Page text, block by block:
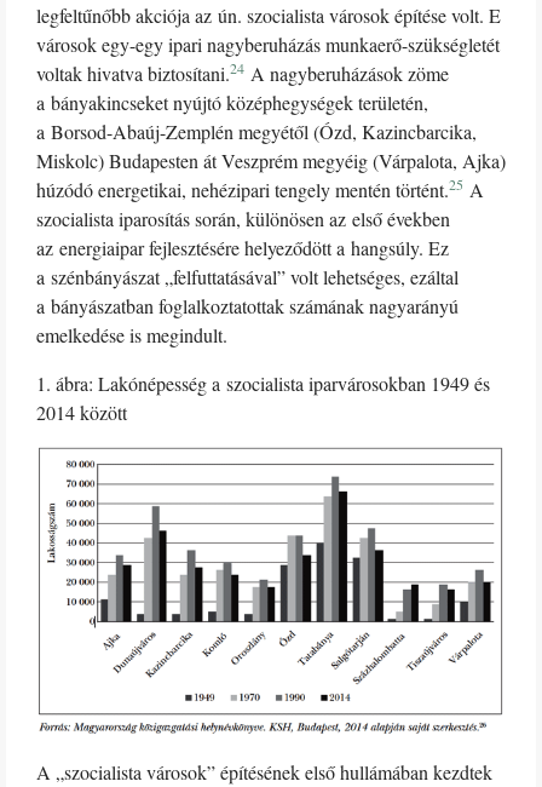
legfeltűnőbb akciója az ún. szocialista városok építése volt. E
városok egy-egy ipari nagyberuházás munkaerő-szükségletét
voltak hivatva biztosítani.24 A nagyberuházások zöme
a bányakincseket nyújtó középhegységek területén,
a Borsod-Abaúj-Zemplén megyétől (Ózd, Kazincbarcika,
Miskolc) Budapesten át Veszprém megyéig (Várpalota, Ajka)
húzódó energetikai, nehézipari tengely mentén történt.25 A
szocialista iparosítás során, különösen az első években
az energiaipar fejlesztésére helyeződött a hangsúly. Ez
a szénbányászat „felfuttatásával” volt lehetséges, ezáltal
a bányászatban foglalkoztatottak számának nagyarányú
emelkedése is megindult.
1. ábra: Lakónépesség a szocialista iparvárosokban 1949 és
2014 között
A „szocialista városok” építésének első hullámában kezdtek